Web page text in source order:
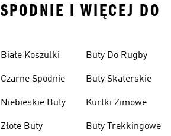
I WIĘCEJ DO
Białe Koszulki
Czarne Spodnie
Niebieskie Buty
Złote Buty
Buty Do Rugby
Buty Skaterskie
Kurtki Zimowe
Buty Trekkingowe